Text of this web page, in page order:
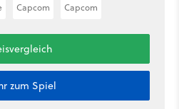
Capcom Capcom
zum Spiel